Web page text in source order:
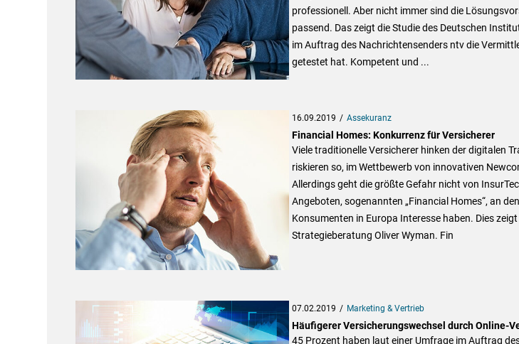
professionell. Aber nicht immer sind die
passend. Das zeigt die Studie des Deutschen
im Auftrag des Nachrichtensenders ntv die
getestet hat. Kompetent und ...
16.09.2019 Assekuranz
Financial Homes: Konkurrenz für Versicherer
Viele traditionelle Versicherer hinken der digitalen
riskieren so, im Wettbewerb von innovativen
Allerdings geht die größte Gefahr nicht von
Angeboten, sogenannten „Financial Homes“, an
Konsumenten in Europa Interesse haben. Dies
Strategieberatung Oliver Wyman. Fin
07.02.2019 Marketing & Vertrieb
Häufigerer Versicherungswechsel durch Online-
45 Prozent haben laut einer Umfrage im Auftrag